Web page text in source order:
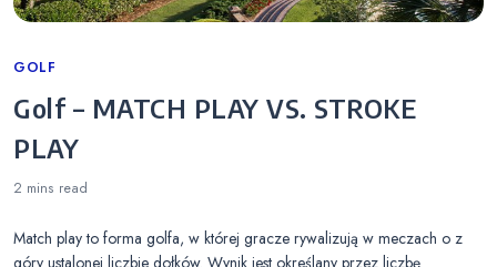
Categories
GOLF
Golf – MATCH PLAY VS. STROKE
PLAY
2 mins read
Match play to forma golfa, w której gracze rywalizują w meczach o z
góry ustalonej liczbie dołków. Wynik jest określany przez liczbę